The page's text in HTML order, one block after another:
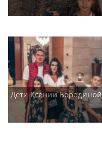
Дети Ксении Бородиной